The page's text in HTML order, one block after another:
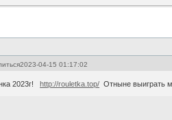
2023-04-15 01:17:02
2023г! http://rouletka.top/ Отныне выиграть